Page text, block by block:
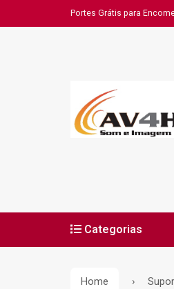
Portes Grátis para
Categorias
Home